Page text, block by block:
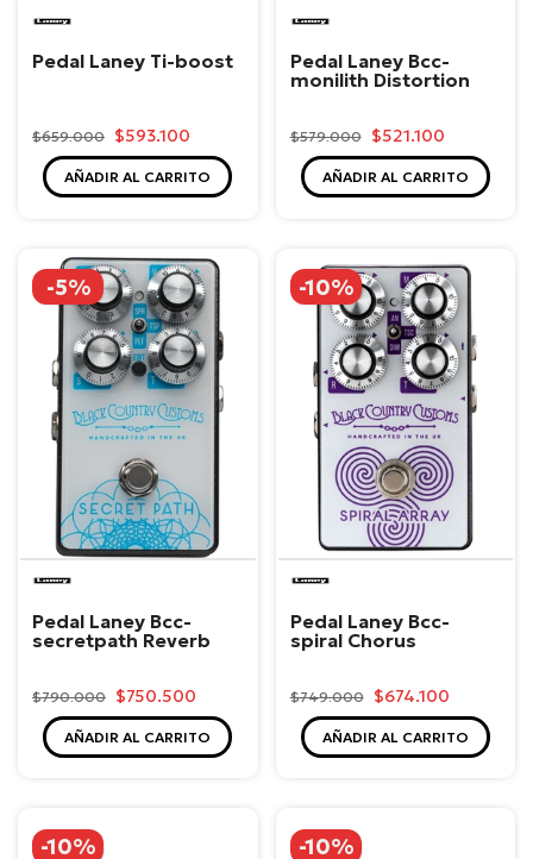
Pedal Laney Ti-boost
$659.000 $593.100
AÑADIR AL CARRITO
Laney
Pedal Laney Bcc-
monilith Distortion
$579.000 $521.100
AÑADIR AL CARRITO
-5%
Pedal Laney Bcc-
secretpath Reverb
$790.000 $750.500
AÑADIR AL CARRITO
-10%
Laney
Pedal Laney Bcc-
spiral Chorus
$749.000 $674.100
AÑADIR AL CARRITO
-10% -10%